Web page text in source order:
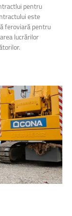
pentru
este
feroviară pentru
lucrărilor